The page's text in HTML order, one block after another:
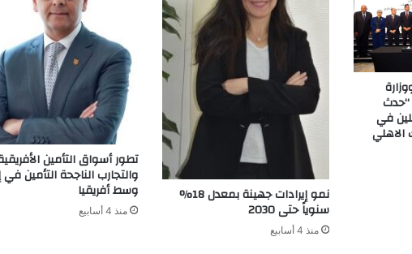
“حدث
في
الاهلي
نمو إيرادات جهينة بمعدل 18%
سنوياً حتى 2030
منذ 4 أسابيع
تطور أسواق التأمين
والتجارب الناجحة التأمين
وسط أفريقيا
منذ 4 أسابيع